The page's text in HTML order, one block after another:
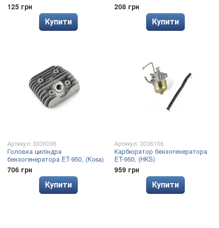
125 грн
Купити
208 грн
Купити
Артикул: 3036096
Головка циліндра
бензогенератора ET-950, (Kosa)
706 грн
Купити
Артикул: 3036106
Карбюратор бензогенератора
ET-950, (HKS)
959 грн
Купити